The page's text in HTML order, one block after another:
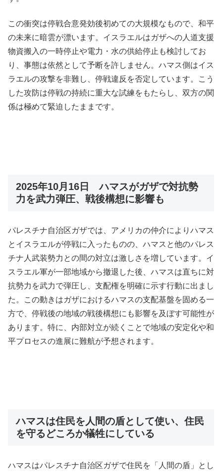
この衝突は停戦合意発効後初めての大規模なもので、和平
の未来に暗雲が漂います。イスラエルはガザへの人道支援
物資搬入の一時停止や電力・水の供給停止も検討してお
り、事態は依然として予断を許しません。ハマス側はイス
ラエルの攻撃を非難し、停戦違反を否定しています。こう
した攻防は停戦の持続に重大な試練をもたらし、双方の関
係は極めて緊迫したままです。
2025年10月16日 ハマスがガザで対抗勢
力を武力弾圧、戦後構想に影響も
パレスチナ自治区ガザでは、アメリカの仲介によりハマス
とイスラエルが停戦に入ったものの、ハマスと他のパレス
チナ人武装勢力との間の対立は激しさを増しています。イ
スラエル軍が一部地域から撤退した後、ハマスは直ちに対
抗勢力を武力で弾圧し、支配権を明確に示す行動に出まし
た。この動きはガザにおけるハマスの支配基盤を固める一
方で、停戦後の地域の戦後構想にも影響を及ぼす可能性が
あります。特に、内部対立が続くことで地域の安定化や和
平プロセスの進展に難航が予想されます。
ハマスは住民を人間の盾として使い、住民
を守るどころか犠牲にしている
ハマスはパレスチナ自治区ガザで住民を「人間の盾」とし